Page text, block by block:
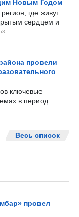
Новым Годом
где живут
сердцем и
провели
ключевые
в период
Весь список
провел